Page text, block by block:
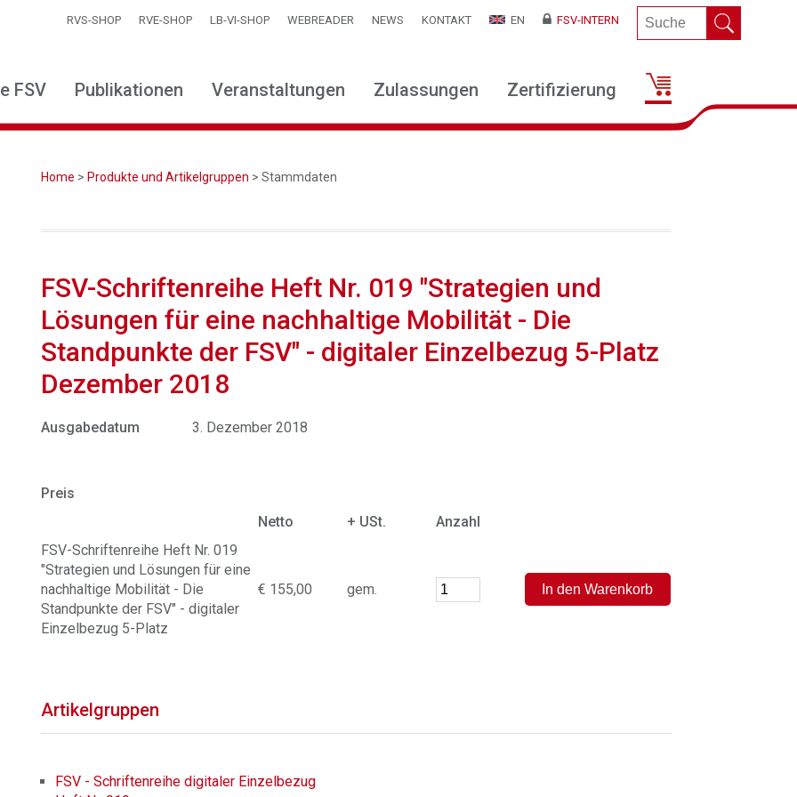
RVS-SHOP RVE-SHOP LB-VI-SHOP WEBREADER NEWS KONTAKT EN FSV-INTERN
FSV Publikationen Veranstaltungen Zulassungen Zertifizierung
Home > Produkte und Artikelgruppen > Stammdaten
FSV-Schriftenreihe Heft Nr. 019 "Strategien und
Lösungen für eine nachhaltige Mobilität - Die
Standpunkte der FSV" - digitaler Einzelbezug 5-Platz
Dezember 2018
Ausgabedatum 3. Dezember 2018
Preis
Netto
+ USt.
Anzahl
FSV-Schriftenreihe Heft Nr. 019
"Strategien und Lösungen für eine
nachhaltige Mobilität - Die
Standpunkte der FSV" - digitaler
Einzelbezug 5-Platz
€ 155,00 gem.
Artikelgruppen
FSV - Schriftenreihe digitaler Einzelbezug